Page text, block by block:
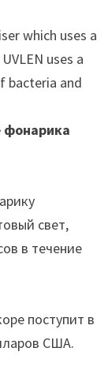
фонарика
свет,
в течение
поступит в
США.